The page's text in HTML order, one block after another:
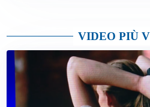
VIDEO PIÙ